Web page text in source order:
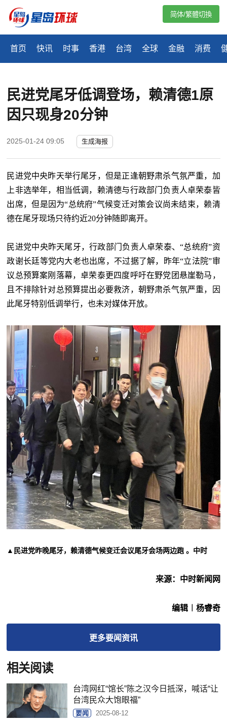
首页 快讯 时事 香港 台湾 全球 金融 消费
简体/繁體切換
民进党尾牙低调登场，赖清德1原
因只现身20分钟
2025-01-24 09:05 生成海报
民进党中央昨天举行尾牙，但是正逢朝野肃杀气氛严重，加
上非选举年，相当低调，赖清德与行政部门负责人卓荣泰皆
出席，但是因为“总统府”气候变迁对策会议尚未结束，赖清
德在尾牙现场只待约近20分钟随即离开。
民进党中央昨天尾牙，行政部门负责人卓荣泰、“总统府”资
政谢长廷等党内大老也出席，不过据了解，昨年“立法院”审
议总预算案刚落幕，卓荣泰更四度呼吁在野党团悬崖勒马，
且不排除针对总预算提出必要救济，朝野肃杀气氛严重，因
此尾牙特别低调举行，也未对媒体开放。
▲民进党昨晚尾牙，赖清德气候变迁会议尾牙会场两边跑 。中时
来源：中时新闻网
编辑︱杨睿奇
更多要闻资讯
相关阅读
台湾网红“馆长”陈之汉今日抵深，喊话“让
台湾民众大饱眼福”
要闻 2025-08-12